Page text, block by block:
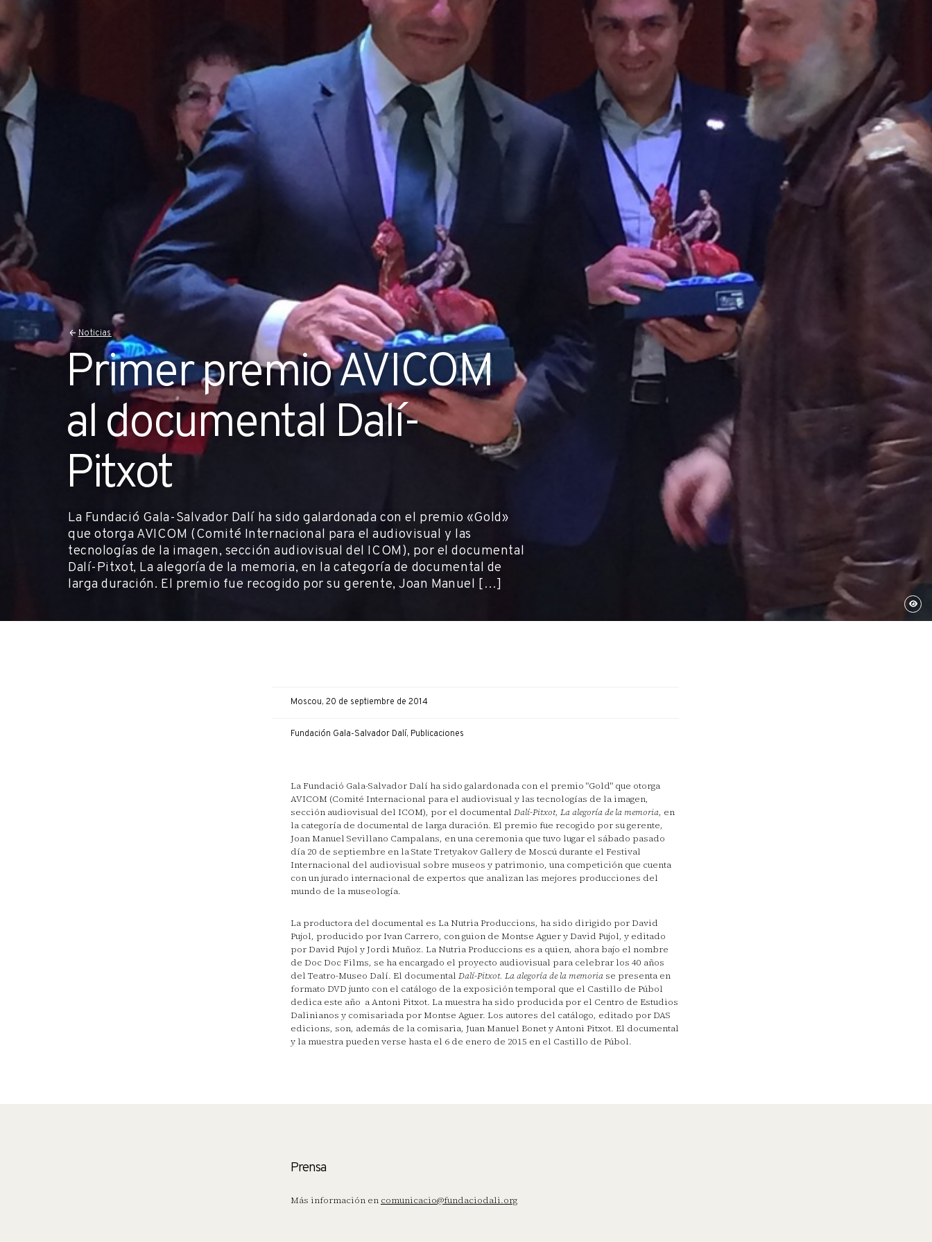
Noticias
Primer premio AVICOM
al documental Dalí-
Pitxot
La Fundació Gala-Salvador Dalí ha sido galardonada con el premio «Gold»
que otorga AVICOM (Comité Internacional para el audiovisual y las
tecnologías de la imagen, sección audiovisual del ICOM), por el documental
Dalí-Pitxot, La alegoría de la memoria, en la categoría de documental de
larga duración. El premio fue recogido por su gerente, Joan Manuel […]
Moscou, 20 de septiembre de 2014
Fundación Gala-Salvador Dalí, Publicaciones
La Fundació Gala-Salvador Dalí ha sido galardonada con el premio "Gold" que otorga
AVICOM (Comité Internacional para el audiovisual y las tecnologías de la imagen,
sección audiovisual del ICOM), por el documental Dalí-Pitxot, La alegoría de la memoria, en
la categoría de documental de larga duración. El premio fue recogido por su gerente,
Joan Manuel Sevillano Campalans, en una ceremonia que tuvo lugar el sábado pasado
día 20 de septiembre en la State Tretyakov Gallery de Moscú durante el Festival
Internacional del audiovisual sobre museos y patrimonio, una competición que cuenta
con un jurado internacional de expertos que analizan las mejores producciones del
mundo de la museología.
La productora del documental es La Nutria Produccions, ha sido dirigido por David
Pujol, producido por Ivan Carrero, con guion de Montse Aguer y David Pujol, y editado
por David Pujol y Jordi Muñoz. La Nutria Produccions es a quien, ahora bajo el nombre
de Doc Doc Films, se ha encargado el proyecto audiovisual para celebrar los 40 años
del Teatro-Museo Dalí. El documental Dalí-Pitxot. La alegoría de la memoriase presenta en
formato DVD junto con el catálogo de la exposición temporal que el Castillo de Púbol
dedica este año a Antoni Pitxot. La muestra ha sido producida por el Centro de Estudios
Dalinianos y comisariada por Montse Aguer. Los autores del catálogo, editado por DAS
edicions, son, además de la comisaria, Juan Manuel Bonet y Antoni Pitxot. El documental
y la muestra pueden verse hasta el 6 de enero de 2015 en el Castillo de Púbol.
Prensa
Más información en comunicacio@fundaciodali.org